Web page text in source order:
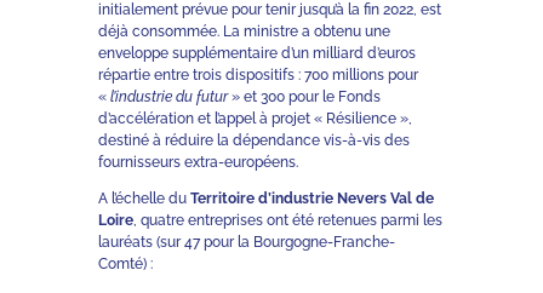
initialement prévue pour tenir jusqu’à la fin 2022, est
déjà consommée. La ministre a obtenu une
enveloppe supplémentaire d’un milliard d’euros
répartie entre trois dispositifs : 700 millions pour
« l’industrie du futur» et 300 pour le Fonds
d’accélération et l’appel à projet « Résilience »,
destiné à réduire la dépendance vis-à-vis des
fournisseurs extra-européens.
A l’échelle duTerritoire d’industrie Nevers Val de
Loire, quatre entreprises ont été retenues parmi les
lauréats (sur 47 pour la Bourgogne-Franche-
Comté) :